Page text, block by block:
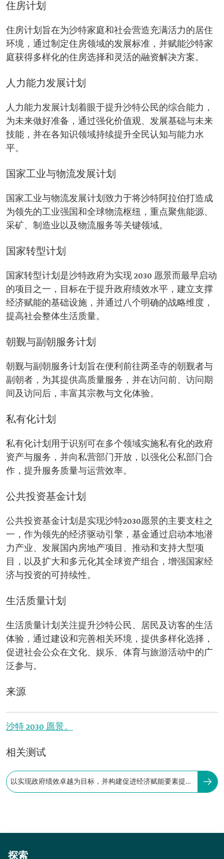
住房计划
住房计划旨在为沙特家庭和社会营造充满活力的居住
环境，通过制定住房领域的发展标准，并赋能沙特家
庭获得多样化的住房选择和灵活的融资解决方案。
人力能力发展计划
人力能力发展计划着眼于提升沙特公民的综合能力，
为未来做好准备，通过强化价值观、发展基础与未来
技能，并在各知识领域持续提升全民认知与能力水
平。
国家工业与物流发展计划
国家工业与物流发展计划致力于将沙特阿拉伯打造成
为领先的工业强国和全球物流枢纽，重点聚焦能源、
采矿、制造业以及物流服务等关键领域。
国家转型计划
国家转型计划是沙特政府为实现 2030 愿景而最早启动
的项目之一，目标在于提升政府绩效水平，建立支撑
经济赋能的基础设施，并通过八个明确的战略维度，
提高社会整体生活质量。
朝觐与副朝服务计划
朝觐与副朝服务计划旨在便利前往两圣寺的朝觐者与
副朝者，为其提供高质量服务，并在访问前、访问期
间及访问后，丰富其宗教与文化体验。
私有化计划
私有化计划用于识别可在多个领域实施私有化的政府
资产与服务，并向私营部门开放，以强化公私部门合
作，提升服务质量与运营效率。
公共投资基金计划
公共投资基金计划是实现沙特2030愿景的主要支柱之
一，作为领先的经济驱动引擎，基金通过启动本地潜
力产业、发展国内房地产项目、推动和支持大型项
目，以及扩大和多元化其全球资产组合，增强国家经
济与投资的可持续性。
生活质量计划
生活质量计划关注提升沙特公民、居民及访客的生活
体验，通过建设和完善相关环境，提供多样化选择，
促进社会公众在文化、娱乐、体育与旅游活动中的广
泛参与。
来源
沙特 2030 愿景。
相关测试
以实现政府绩效卓越为目标，并构建促进经济赋能要素提升
探索